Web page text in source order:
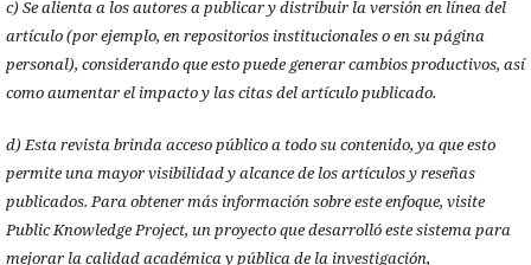
c) Se alienta a los autores a publicar y distribuir la versión en línea del
artículo (por ejemplo, en repositorios institucionales o en su página
personal), considerando que esto puede generar cambios productivos, así
como aumentar el impacto y las citas del artículo publicado.
d) Esta revista brinda acceso público a todo su contenido, ya que esto
permite una mayor visibilidad y alcance de los artículos y reseñas
publicados. Para obtener más información sobre este enfoque, visite
Public Knowledge Project, un proyecto que desarrolló este sistema para
mejorar la calidad académica y pública de la investigación,